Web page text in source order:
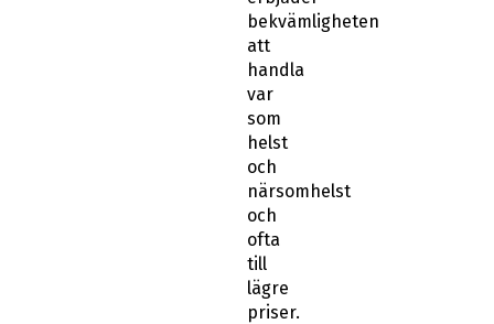
bekvämligheten
att
handla
var
som
helst
och
närsomhelst
och
ofta
till
lägre
priser.